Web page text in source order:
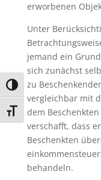
Umschalten auf hohe
Schrift vergrößern
erworbenen
Unter
jemand ein
sich zunächst
zu
vergleichbar mit
dem
verschafft, dass
Beschenkten
behandeln.